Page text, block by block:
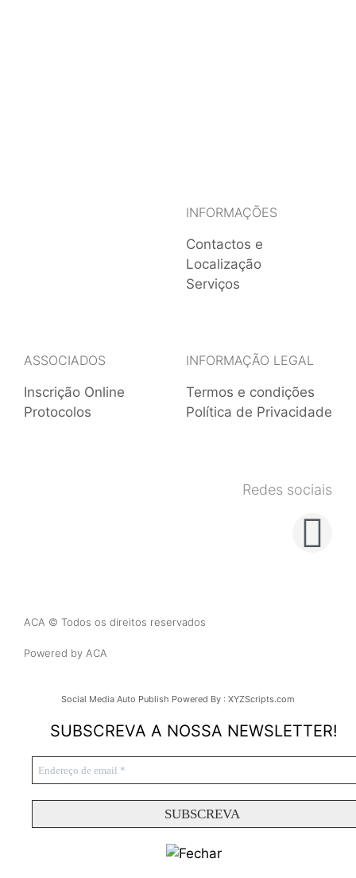
INFORMAÇÕES
Contactos e
Localização
Serviços
ASSOCIADOS
Inscrição Online
Protocolos
INFORMAÇÃO LEGAL
Termos e condições
Política de Privacidade
Redes sociais
ACA © Todos os direitos reservados
Powered by ACA
Social Media Auto Publish Powered By : XYZScripts.com
SUBSCREVA A NOSSA NEWSLETTER!